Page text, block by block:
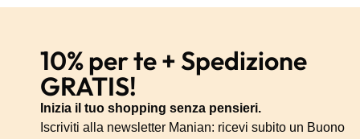
10% per te + Spedizione
GRATIS!
Inizia il tuo shopping senza pensieri.
Iscriviti alla newsletter Manian: ricevi subito un Buono